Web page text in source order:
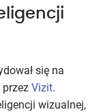
się na
Vizit.
wizualnej,